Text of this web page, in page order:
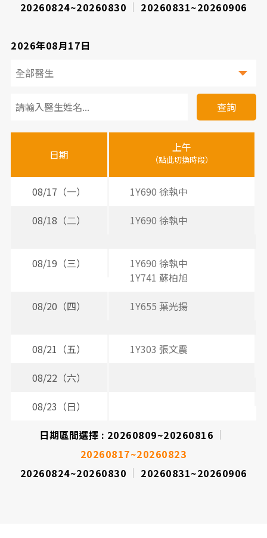
20260824~20260830
20260831~20260906
2026年08月17日
診
醫
時
查詢
日期
上午
（點此切換時段）
08/17（一） 1Y690 徐執中
08/18（二）
1Y690 徐執中
08/19（三）
1Y690 徐執中
1Y741 蘇柏旭
08/20（四）
1Y655 葉光揚
08/21（五）
1Y303 張文震
08/22（六）
08/23（日）
日期區間選擇 : 20260809~20260816
20260817~20260823
20260824~20260830
20260831~20260906